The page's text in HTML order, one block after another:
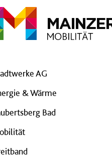
AG
& Wärme
Bad